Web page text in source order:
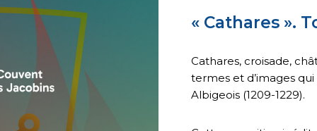
« Cathares ».
Cathares, croisade,
termes et d’images
Albigeois (1209-1229).